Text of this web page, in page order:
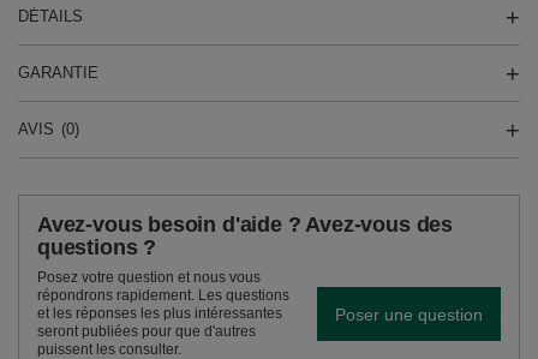
DÉTAILS
GARANTIE
AVIS (0)
Avez-vous besoin d'aide ? Avez-vous des
questions ?
Posez votre question et nous vous
répondrons rapidement. Les questions
et les réponses les plus intéressantes
seront publiées pour que d'autres
puissent les consulter.
Poser une question